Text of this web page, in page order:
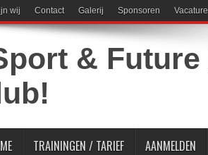
wij Contact Galerij Sponsoren Vacature
TRAININGEN / TARIEF AANMELDEN